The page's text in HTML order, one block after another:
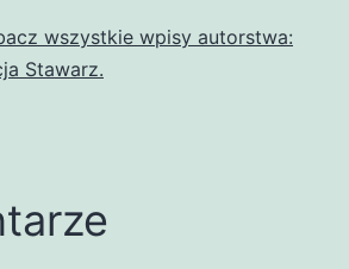
wszystkie wpisy autorstwa:
Stawarz.